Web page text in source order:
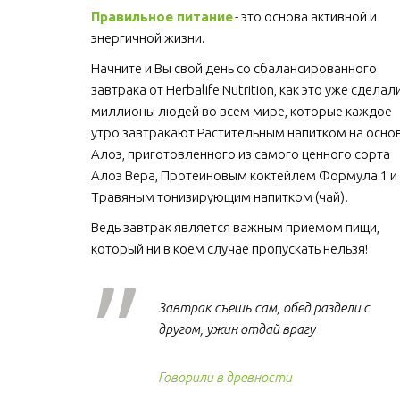
Правильное питание - это основа активной и
энергичной жизни.
Начните и Вы свой день со сбалансированного
завтрака от Herbalife Nutrition, как это уже
миллионы людей во всем мире, которые каждое
утро завтракают Растительным напитком на
Алоэ, приготовленного из самого ценного сорта
Алоэ Вера, Протеиновым коктейлем Формула 1 и
Травяным тонизирующим напитком (чай).
Ведь завтрак является важным приемом пищи,
который ни в коем случае пропускать нельзя!
Завтрак съешь сам, обед раздели с
другом, ужин отдай врагу
Говорили в древности